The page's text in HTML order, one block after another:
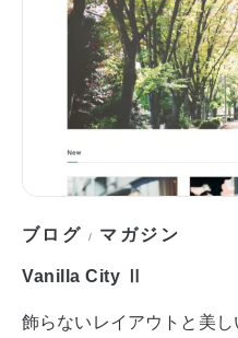
ブログ / マガジン
Vanilla City Ⅱ
飾らないレイアウトと美